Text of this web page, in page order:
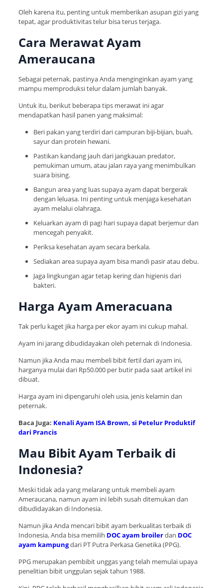
Oleh karena itu, penting untuk memberikan asupan gizi yang
tepat, agar produktivitas telur bisa terus terjaga.
Cara Merawat Ayam
Ameraucana
Sebagai peternak, pastinya Anda menginginkan ayam yang
mampu memproduksi telur dalam jumlah banyak.
Untuk itu, berikut beberapa tips merawat ini agar
mendapatkan hasil panen yang maksimal:
Beri pakan yang terdiri dari campuran biji-bijian, buah,
sayur dan protein hewani.
Pastikan kandang jauh dari jangkauan predator,
pemukiman umum, atau jalan raya yang menimbulkan
suara bising.
Bangun area yang luas supaya ayam dapat bergerak
dengan leluasa. Ini penting untuk menjaga kesehatan
ayam melalui olahraga.
Keluarkan ayam di pagi hari supaya dapat berjemur dan
mencegah penyakit.
Periksa kesehatan ayam secara berkala.
Sediakan area supaya ayam bisa mandi pasir atau debu.
Jaga lingkungan agar tetap kering dan higienis dari
bakteri.
Harga Ayam Ameracuana
Tak perlu kaget jika harga per ekor ayam ini cukup mahal.
Ayam ini jarang dibudidayakan oleh peternak di Indonesia.
Namun jika Anda mau membeli bibit fertil dari ayam ini,
harganya mulai dari Rp50.000 per butir pada saat artikel ini
dibuat.
Harga ayam ini dipengaruhi oleh usia, jenis kelamin dan
peternak.
Baca Juga: Kenali Ayam ISA Brown, si Petelur Produktif
dari Prancis
Mau Bibit Ayam Terbaik di
Indonesia?
Meski tidak ada yang melarang untuk membeli ayam
Ameraucana, namun ayam ini lebih susah ditemukan dan
dibudidayakan di Indonesia.
Namun jika Anda mencari bibit ayam berkualitas terbaik di
Indonesia, Anda bisa memilih DOC ayam broilerdan DOC
ayam kampungdari PT Putra Perkasa Genetika (PPG).
PPG merupakan pembibit unggas yang telah memulai upaya
penelitian bibit unggulan sejak tahun 1988.